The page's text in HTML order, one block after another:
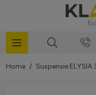
Home / Suspensie